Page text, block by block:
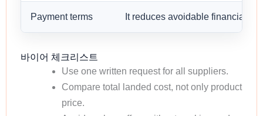
Payment terms It reduces avoidable financial
바이어 체크리스트
Use one written request for all suppliers.
Compare total landed cost, not only product
price.